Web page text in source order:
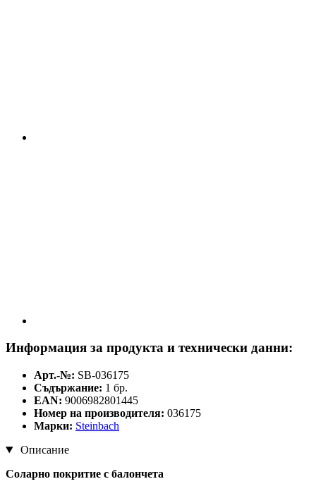
Информация за продукта и технически данни:
Арт.-№: SB-036175
Съдържание: 1 бр.
EAN: 9006982801445
Номер на производителя: 036175
Марки: Steinbach
Описание
Соларно покритие с балончета